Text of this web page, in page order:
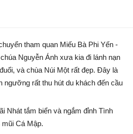
tham quan Miếu Bà Phi Yến -
Nguyễn Ánh xưa kia đi lánh nạn
và chùa Núi Một rất đẹp. Đây là
ngưỡng rất thu hút du khách đến cầu
Nhát tắm biển và ngắm đỉnh Tình
Cá Mập.